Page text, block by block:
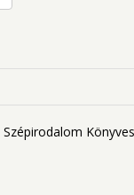
Szépirodalom